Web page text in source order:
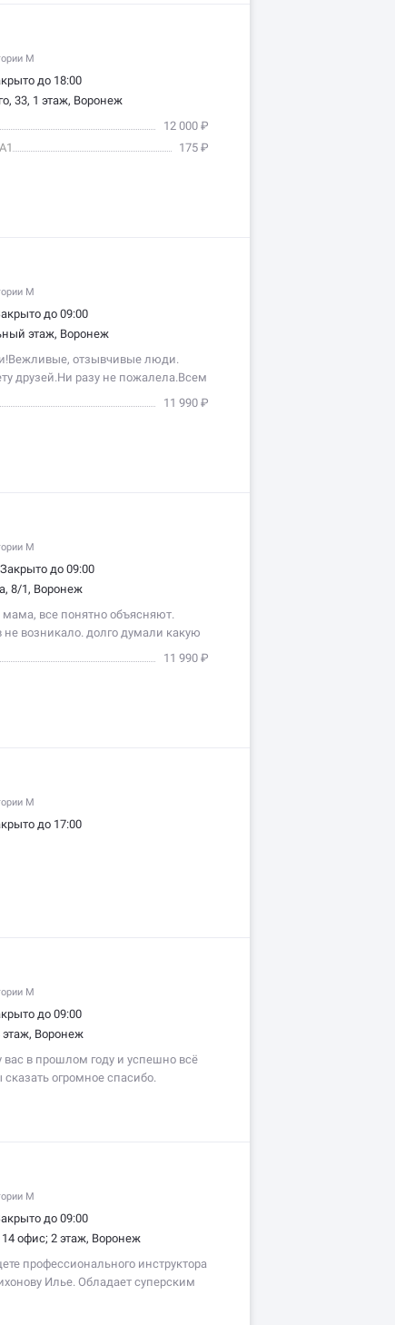
M
до 18:00
33, 1 этаж, Воронеж
12 000 ₽
175 ₽
M
до 09:00
этаж, Воронеж
отзывчивые люди.
друзей.Ни разу не пожалела.Всем
11 990 ₽
M
Закрыто до 09:00
8/1, Воронеж
мама, все понятно объясняют.
не возникало. долго думали какую
на этой и не пожелели!
но опытный и правильный,
11 990 ₽
M
до 17:00
M
до 09:00
Воронеж
в прошлом году и успешно всё
сказать огромное спасибо.
вы лучшее, всё отлично
объясняют не кричат, как
M
до 09:00
офис; 2 этаж, Воронеж
профессионального инструктора
Илье. Обладает суперским